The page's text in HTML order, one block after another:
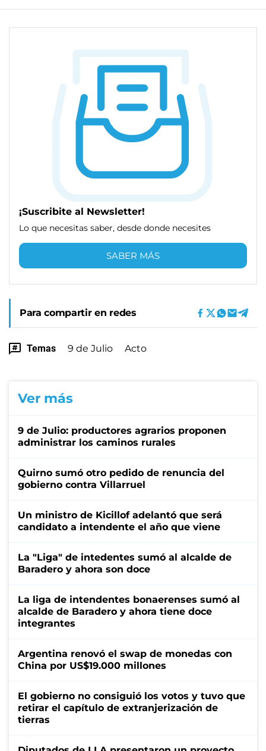
¡Suscribite al Newsletter!
Lo que necesitas saber, desde donde necesites
SABER MÁS
Para compartir en redes
Temas 9 de Julio Acto
Ver más
9 de Julio: productores agrarios proponen
administrar los caminos rurales
Quirno sumó otro pedido de renuncia del
gobierno contra Villarruel
Un ministro de Kicillof adelantó que será
candidato a intendente el año que viene
La "Liga" de intedentes sumó al alcalde de
Baradero y ahora son doce
La liga de intendentes bonaerenses sumó al
alcalde de Baradero y ahora tiene doce
integrantes
Argentina renovó el swap de monedas con
China por US$19.000 millones
El gobierno no consiguió los votos y tuvo que
retirar el capítulo de extranjerización de
tierras